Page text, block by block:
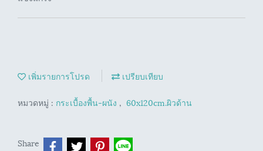
เพิ่มรายการโปรด เปรียบเทียบ
หมวดหมู่ : กระเบื้องพื้น-ผนัง , 60x120cm.ผิวด้าน
Share